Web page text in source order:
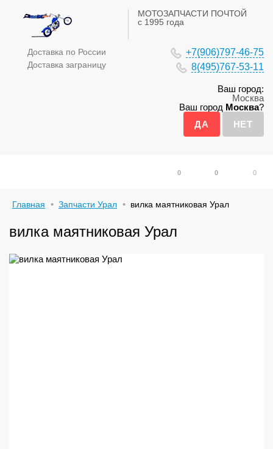
МОТОЗАПЧАСТИ ПОЧТОЙ
с 1995 года
Доставка по России
Доставка заграницу
+7(906)797-46-75
8(495)767-53-11
Ваш город:
Москва
Ваш город Москва?
0
0 0
Главная Запчасти Урал вилка маятниковая Урал
вилка маятниковая Урал